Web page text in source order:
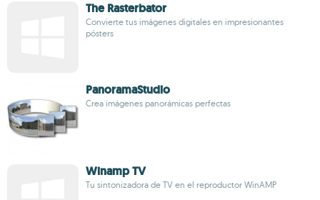
The Rasterbator
Convierte tus imágenes digitales en impresionantes
pósters
PanoramaStudio
Crea imágenes panorámicas perfectas
Winamp TV
Tu sintonizadora de TV en el reproductor WinAMP